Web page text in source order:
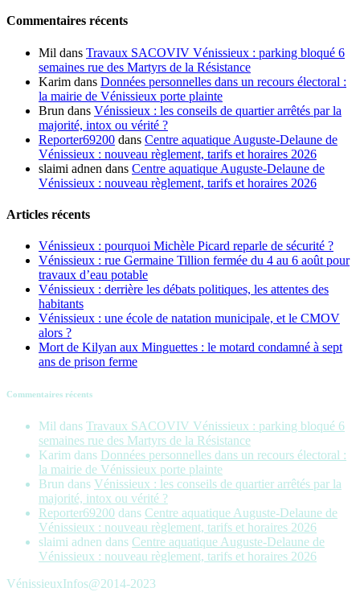
Commentaires récents
Mil dans Travaux SACOVIV Vénissieux : parking bloqué 6
semaines rue des Martyrs de la Résistance
Karim dans Données personnelles dans un recours électoral :
la mairie de Vénissieux porte plainte
Brun dans Vénissieux : les conseils de quartier arrêtés par la
majorité, intox ou vérité ?
Reporter69200 dans Centre aquatique Auguste-Delaune de
Vénissieux : nouveau règlement, tarifs et horaires 2026
slaimi adnen dans Centre aquatique Auguste-Delaune de
Vénissieux : nouveau règlement, tarifs et horaires 2026
Articles récents
Vénissieux : pourquoi Michèle Picard reparle de sécurité ?
Vénissieux : rue Germaine Tillion fermée du 4 au 6 août pour
travaux d’eau potable
Vénissieux : derrière les débats politiques, les attentes des
habitants
Vénissieux : une école de natation municipale, et le CMOV
alors ?
Mort de Kilyan aux Minguettes : le motard condamné à sept
ans de prison ferme
Commentaires récents
Mil dans Travaux SACOVIV Vénissieux : parking bloqué 6
semaines rue des Martyrs de la Résistance
Karim dans Données personnelles dans un recours électoral :
la mairie de Vénissieux porte plainte
Brun dans Vénissieux : les conseils de quartier arrêtés par la
majorité, intox ou vérité ?
Reporter69200 dans Centre aquatique Auguste-Delaune de
Vénissieux : nouveau règlement, tarifs et horaires 2026
slaimi adnen dans Centre aquatique Auguste-Delaune de
Vénissieux : nouveau règlement, tarifs et horaires 2026
VénissieuxInfos@2014-2023